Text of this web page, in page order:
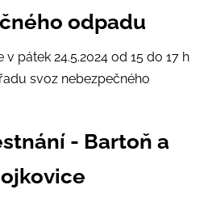
odpadu
pátek 24.5.2024 od 15 do 17 h
svoz nebezpečného
- Bartoň a